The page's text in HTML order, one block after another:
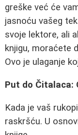
greške već će
jasnoću vašeg
svoje lektore, ali
knjigu, moraćete
Ovo je ulaganje
Put do Čitalaca:
Kada je vaš
raskršću. U